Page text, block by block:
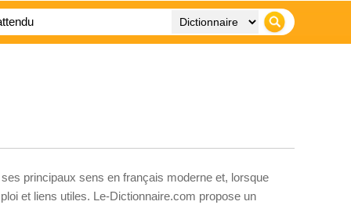
ses principaux sens en français moderne et, lorsque
et liens utiles. Le-Dictionnaire.com propose un